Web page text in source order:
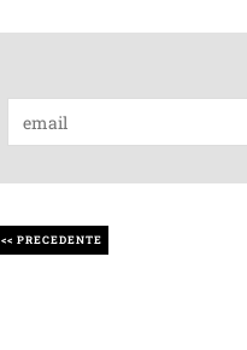
<< PRECEDENTE